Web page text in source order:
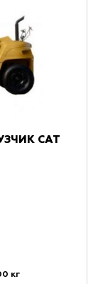
CAT
кг